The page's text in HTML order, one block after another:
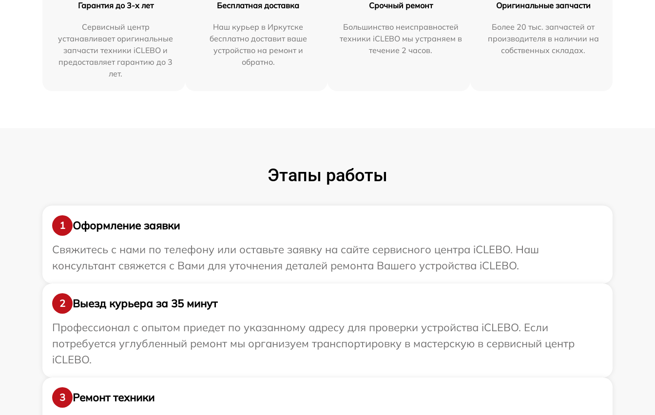
Гарантия до 3-х лет
Сервисный центр
устанавливает оригинальные
запчасти техники iCLEBO и
предоставляет гарантию до 3
лет.
Бесплатная доставка
Наш курьер в Иркутске
бесплатно доставит ваше
устройство на ремонт и
обратно.
Срочный ремонт
Большинство неисправностей
техники iCLEBO мы устраняем в
течение 2 часов.
Оригинальные запчасти
Более 20 тыс. запчастей от
производителя в наличии на
собственных складах.
Этапы работы
1
Оформление заявки
Свяжитесь с нами по телефону или оставьте заявку на сайте сервисного центра iCLEBO. Наш
консультант свяжется с Вами для уточнения деталей ремонта Вашего устройства iCLEBO.
2
Выезд курьера за 35 минут
Профессионал с опытом приедет по указанному адресу для проверки устройства iCLEBO. Если
потребуется углубленный ремонт мы организуем транспортировку в мастерскую в сервисный центр
iCLEBO.
3
Ремонт техники